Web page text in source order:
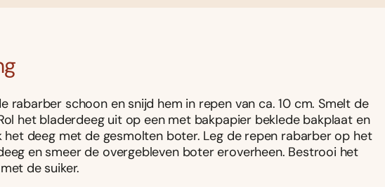
rabarber schoon en snijd hem in repen van ca. 10 cm. Smelt de
het bladerdeeg uit op een met bakpapier beklede bakplaat en
het deeg met de gesmolten boter. Leg de repen rabarber op het
en smeer de overgebleven boter eroverheen. Bestrooi het
de suiker.